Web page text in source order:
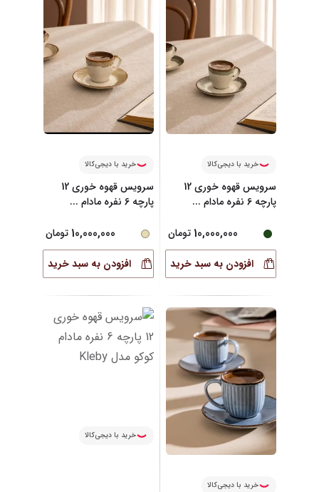
خرید با دیجی‌کالا
سرویس قهوه خوری 12
پارچه 6 نفره مادام
...
10,000,000 تومان
افزودن به سبد خرید
خرید با دیجی‌کالا
سرویس قهوه خوری 12
پارچه 6 نفره مادام
...
10,000,000 تومان
افزودن به سبد خرید
خرید با دیجی‌کالا
خرید با دیجی‌کالا